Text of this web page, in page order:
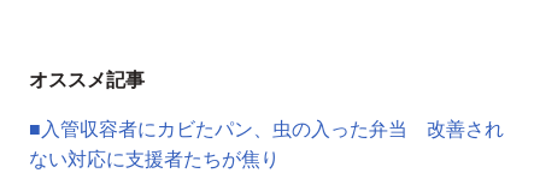
オススメ記事
■入管収容者にカビたパン、虫の入った弁当 改善され
ない対応に支援者たちが焦り